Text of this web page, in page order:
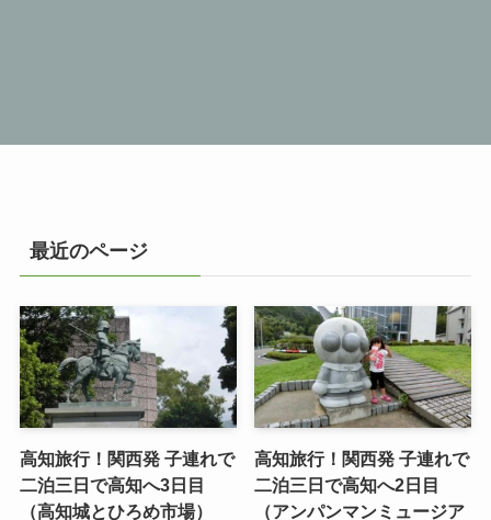
最近のページ
高知旅行！関西発 子連れで
二泊三日で高知へ3日目
（高知城とひろめ市場）
高知旅行！関西発 子連れで
二泊三日で高知へ2日目
（アンパンマンミュージア